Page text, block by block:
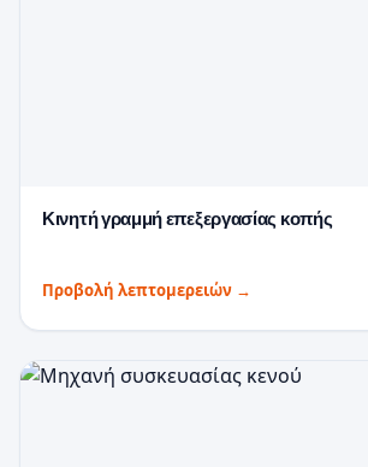
Κινητή γραμμή επεξεργασίας κοπής
Προβολή λεπτομερειών →